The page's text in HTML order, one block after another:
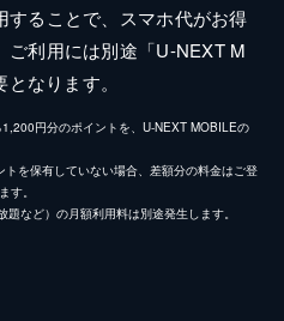
ることで、スマホ代がお得
ご利用には別途「U-NEXT M
なります。
円分のポイントを、U-NEXT MOBILEの
を保有していない場合、差額分の料金はご登
す。
など）の月額利用料は別途発生します。